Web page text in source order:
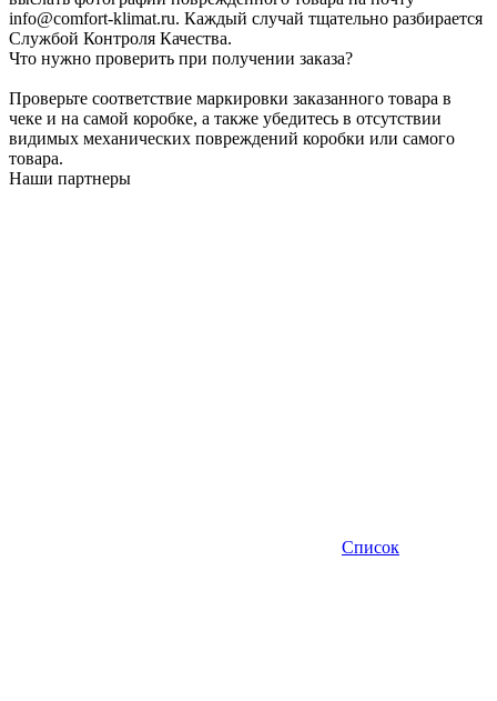
info@comfort-klimat.ru. Каждый случай тщательно разбирается
Службой Контроля Качества.
Что нужно проверить при получении заказа?
Проверьте соответствие маркировки заказанного товара в
чеке и на самой коробке, а также убедитесь в отсутствии
видимых механических повреждений коробки или самого
товара.
Наши партнеры
Список